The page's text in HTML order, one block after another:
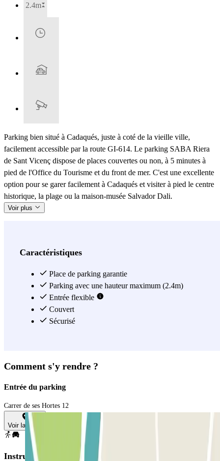
2.4m
Parking bien situé à Cadaqués, juste à coté de la vieille ville,
facilement accessible par la route GI-614. Le parking SABA Riera
de Sant Vicenç dispose de places couvertes ou non, à 5 minutes à
pied de l'Office du Tourisme et du front de mer. C'est une excellente
option pour se garer facilement à Cadaqués et visiter à pied le centre
historique, la plage ou la maison-musée Salvador Dali.
Voir plus
Caractéristiques
Place de parking garantie
Parking avec une hauteur maximum (2.4m)
Entrée flexible
Couvert
Sécurisé
Comment s'y rendre ?
Entrée du parking
Carrer de ses Hortes 12
Voir la carte
Instructions